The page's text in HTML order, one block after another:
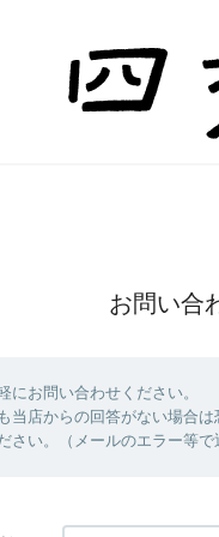
お問い合
にお問い合わせください。
当店からの回答がない場合は
さい。（メールのエラー等